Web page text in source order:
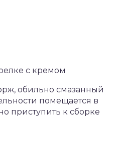
обильно смазанный
помещается в
приступить к сборке